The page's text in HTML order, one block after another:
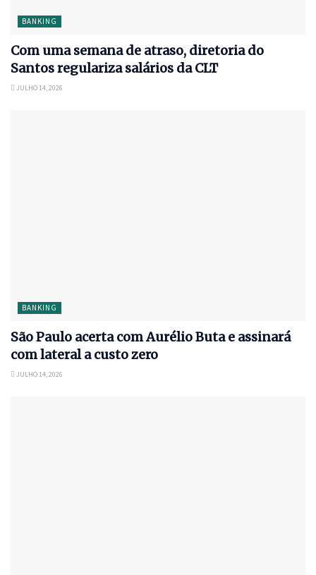
BANKING
Com uma semana de atraso, diretoria do
Santos regulariza salários da CLT
JULHO 14, 2026
BANKING
São Paulo acerta com Aurélio Buta e assinará
com lateral a custo zero
JULHO 14, 2026